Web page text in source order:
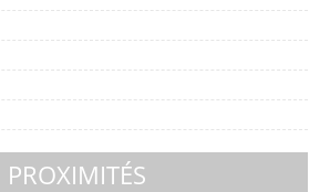
PROXIMITÉS